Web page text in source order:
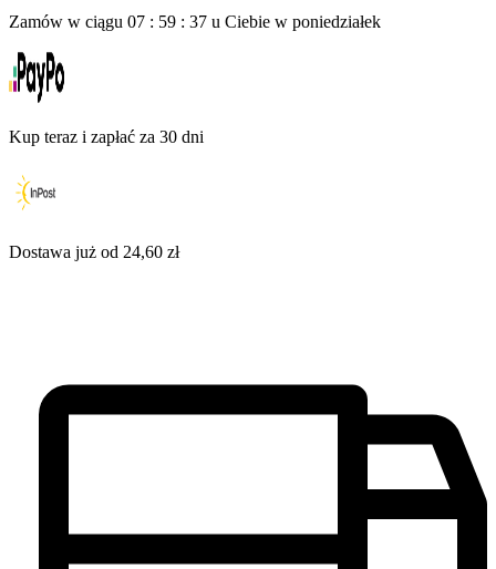
Zamów w ciągu 07 : 59 : 35 u Ciebie w poniedziałek
Kup teraz i zapłać za 30 dni
Dostawa już od 24,60 zł